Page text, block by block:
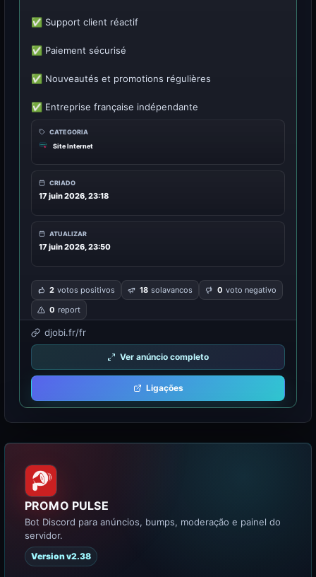
✅ Support client réactif
✅ Paiement sécurisé
✅ Nouveautés et promotions régulières
✅ Entreprise française indépendante
CATEGORIA
Site Internet
CRIADO
17 juin 2026, 23:18
ATUALIZAR
17 juin 2026, 23:50
2 votos positivos 18 solavancos 0 voto negativo
0 report
djobi.fr/fr
Ver anúncio completo
Ligações
PROMO PULSE
Bot Discord para anúncios, bumps, moderação e painel do
servidor.
Version v2.38